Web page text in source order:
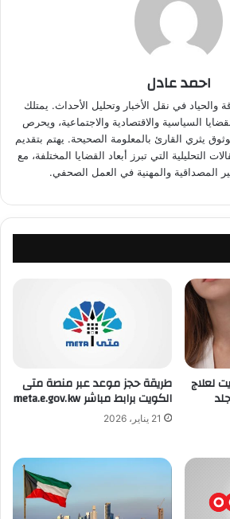
احمد عادل
في نقل الأخبار وتحليل الأحداث. يمتلك
السياسية والاقتصادية والاجتماعية، ويحرص
يثري القارئ بالمعلومة الصحيحة. يهتم بتقديم
التحليلية التي تبرز أبعاد القضايا المختلفة، مع
المصداقية والمهنية في العمل الصحفي.
لعلاج طريقة حجز موعد عبر منصة متى
الكويت برابط مباشر meta.e.gov.kw
21 يناير، 2026